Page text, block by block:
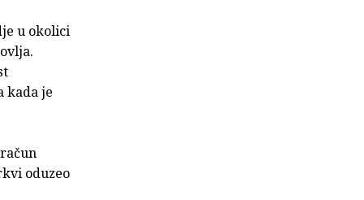
u okolici
kada je
oduzeo